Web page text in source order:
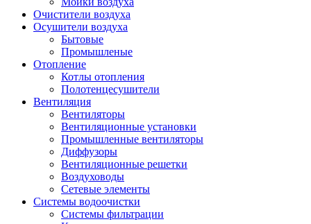
Очистители воздуха
Осушители воздуха
Бытовые
Промышленые
Отопление
Котлы отопления
Полотенцесушители
Вентиляция
Вентиляторы
Вентиляционные установки
Промышленные вентиляторы
Диффузоры
Вентиляционные решетки
Воздуховоды
Сетевые элементы
Системы водоочистки
Системы фильтрации